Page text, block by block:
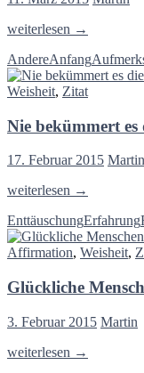
Das
Gespräch
bedeutet…
weiterlesen →
AndereAnfang
Weisheit, Zitat
Nie bekümmert
17. Februar 2015 Martin
Nie
es
die
Sonne…
weiterlesen →
EnttäuschungErfahrung
Affirmation, Weisheit,
Glückliche
3. Februar 2015 Martin
Glückliche
weiterlesen →